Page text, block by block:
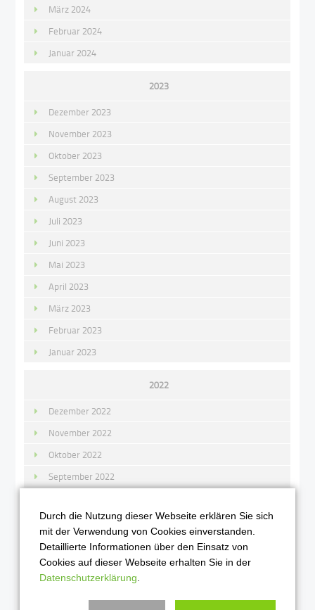
März 2024
Februar 2024
Januar 2024
2023
Dezember 2023
November 2023
Oktober 2023
September 2023
August 2023
Juli 2023
Juni 2023
Mai 2023
April 2023
März 2023
Februar 2023
Januar 2023
2022
Dezember 2022
November 2022
Oktober 2022
September 2022
Juli 2022
Juni 2022
Mai 2022
April 2022
Durch die Nutzung dieser Webseite erklären Sie sich
mit der Verwendung von Cookies einverstanden.
Detaillierte Informationen über den Einsatz von
Cookies auf dieser Webseite erhalten Sie in der
Datenschutzerklärung